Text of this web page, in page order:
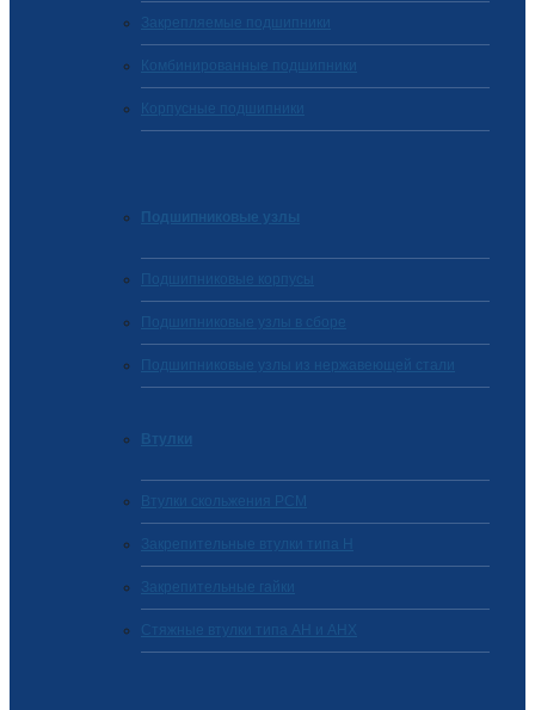
Закрепляемые подшипники
Комбинированные подшипники
Корпусные подшипники
Подшипниковые узлы
Подшипниковые корпусы
Подшипниковые узлы в сборе
Подшипниковые узлы из нержавеющей стали
Втулки
Втулки скольжения PCM
Закрепительные втулки типа H
Закрепительные гайки
Стяжные втулки типа AH и AHX